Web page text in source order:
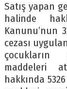
Satış yapan
halinde
Kanunu’nun
cezası
çocukların
maddeleri
hakkında